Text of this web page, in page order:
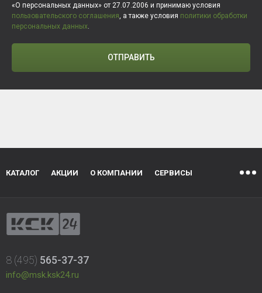
«О персональных данных» от 27.07.2006 и принимаю условия
пользовательского соглашения, а также условия политики обработки
персональных данных.
ОТПРАВИТЬ
КАТАЛОГ АКЦИИ О КОМПАНИИ СЕРВИСЫ
8 (495) 565-37-37
info@msk.ksk24.ru